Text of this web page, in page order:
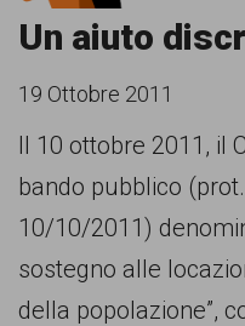
di
ordinario
razzismo
un
sito
informazione,
approfondimento
Un aiuto
19 Ottobre 2011
Il 10 ottobre 2011, il
bando pubblico
10/10/2011)
sostegno alle
della popolazione”,